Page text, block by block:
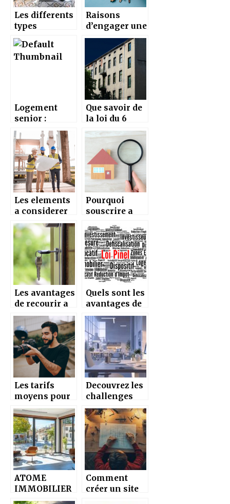
Les differents
types
d’architecte
interieur en
Isere
Raisons
d’engager une
societe
d’immobilier
commercial
Logement
senior :
fonctionneme
nt et
avantages
Que savoir de
la loi du 6
juillet 1989
relative au
droit du
locataire ?
Les elements
a considerer
pour acheter
un terrain
Pourquoi
souscrire a
assurance
habitation
etudiant ?
Les avantages
de recourir a
un agent
immobilier
pour votre
investisseme
nt immobilier
Quels sont les
avantages de
la loi Pinel ?
Les tarifs
moyens pour
un
photographe
immobilier :
ce qu’il faut
savoir
Decouvrez les
challenges
mensuels sur
l’Iadfrance
intranet pour
booster votre
carriere
ATOME
IMMOBILIER
a RIEUMES :
Comment
créer un site